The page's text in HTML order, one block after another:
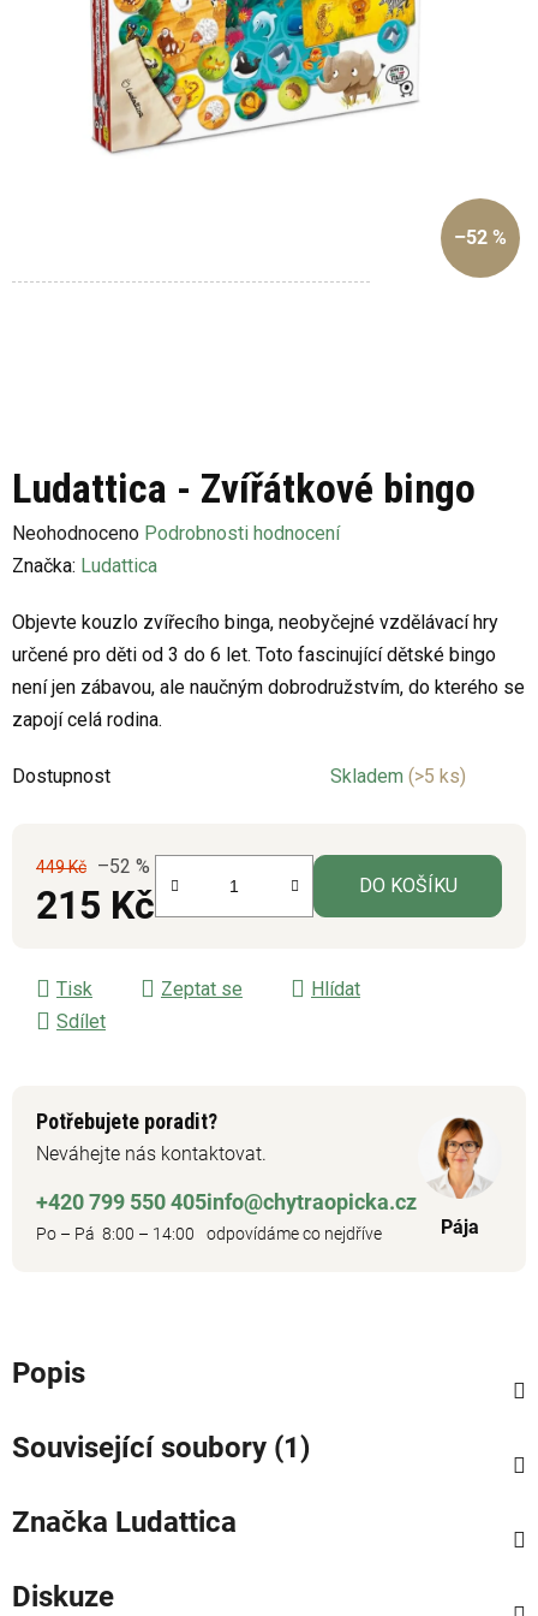
Ludattica - Zvířátkové bingo
Průměrné
hodnocení
je
0,0
z
5
Neohodnoceno Podrobnosti hodnocení
Značka: Ludattica
Objevte kouzlo zvířecího binga, neobyčejné vzdělávací hry
určené pro děti od 3 do 6 let. Toto fascinující dětské bingo
není jen zábavou, ale naučným dobrodružstvím, do kterého se
zapojí celá rodina.
Dostupnost Skladem (>5 ks)
449 Kč –52 %
215 Kč DO KOŠÍKU
Tisk Zeptat se
Hlídat
Sdílet
Potřebujete poradit?
Neváhejte nás kontaktovat.
+420 799 550 405
Po – Pá 8:00 – 14:00
info@chytraopicka.cz
odpovídáme co nejdříve Pája
–52 %
Popis
Související soubory (1)
Značka Ludattica
Diskuze